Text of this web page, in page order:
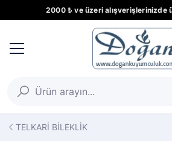
2000 ₺ ve üzeri alışverişlerinizde
TELKARİ BİLEKLİK